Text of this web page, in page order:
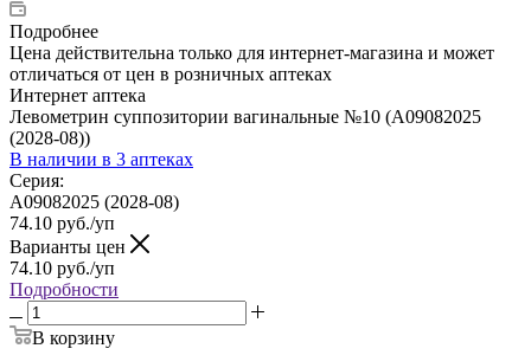
Подробнее
Цена действительна только для интернет-магазина и может
отличаться от цен в розничных аптеках
Интернет аптека
Левометрин суппозитории вагинальные №10 (A09082025
(2028-08))
В наличии в 3 аптеках
Серия:
A09082025 (2028-08)
74.10 руб./уп
Варианты цен
74.10 руб./уп
Подробности
В корзину